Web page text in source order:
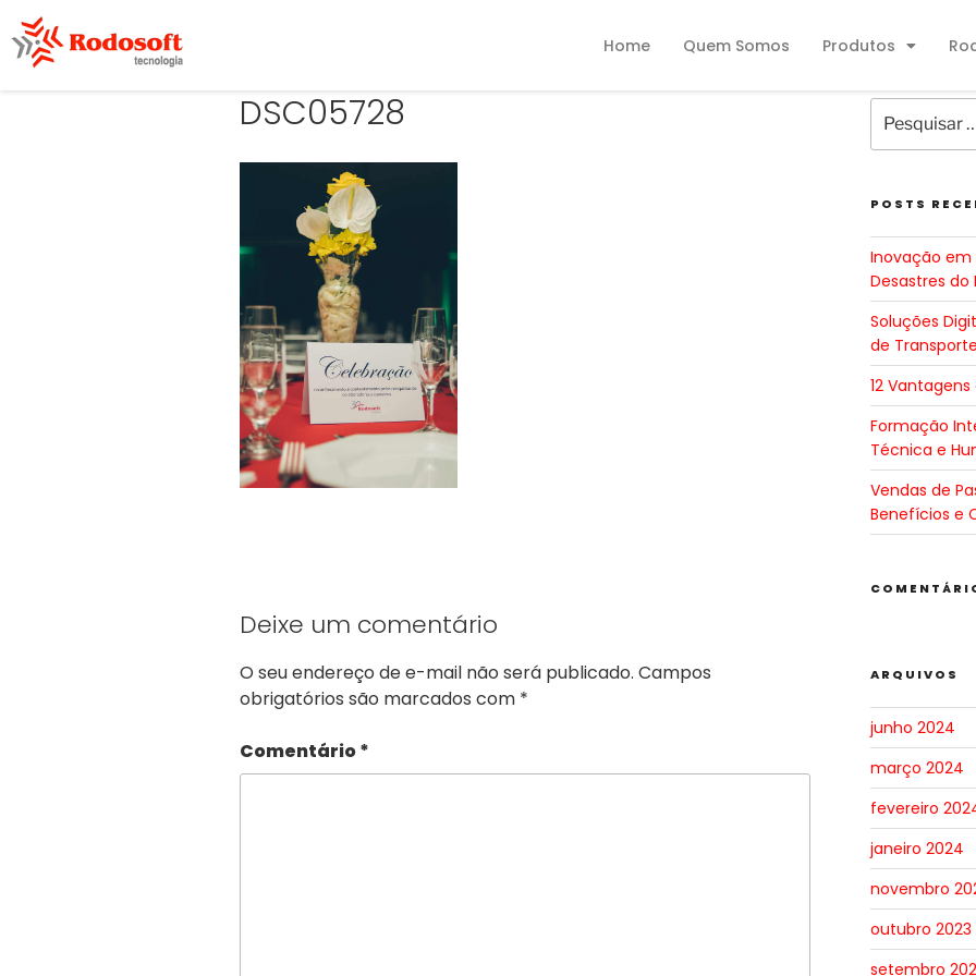
Home Quem Somos Produtos
DSC05728
Deixe um comentário
O seu endereço de e-mail não será publicado. Campos
obrigatórios são marcados com *
Comentário*
POSTS
Inovação em
Desastres do
Soluções
de
12
Formação
Técnica e
Vendas de
Benefícios e
ARQUIVOS
junho 2024
março 2024
fevereiro
janeiro 2024
novembro
outubro 2023
setembro